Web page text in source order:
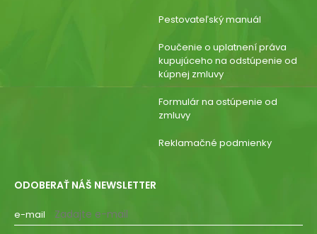
Pestovateľský manuál
Poučenie o uplatnení práva
kupujúceho na odstúpenie od
kúpnej zmluvy
Formulár na ostúpenie od
zmluvy
Reklamačné podmienky
ODOBERAŤ NÁŠ NEWSLETTER
e-mail